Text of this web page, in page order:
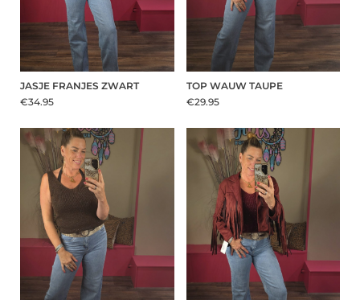
JASJE FRANJES ZWART
€34.95
TOP WAUW TAUPE
€29.95